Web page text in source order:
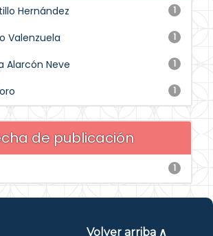
1
Hernández
1
Valenzuela
1
Alarcón Neve
1
de publicación
1
Volver arriba ∧